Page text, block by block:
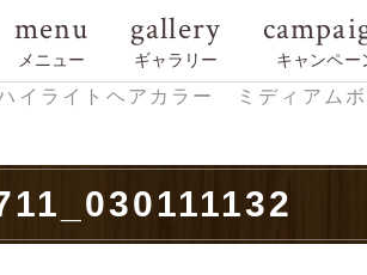
menu
メニュー
gallery
ギャラリー キャンペー
イライトヘアカラー ミディアム